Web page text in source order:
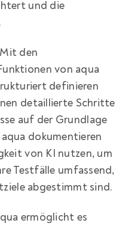
und die
den
von aqua
definieren
detaillierte Schritte
auf der Grundlage
dokumentieren
von KI nutzen, um
Testfälle umfassend,
abgestimmt sind.
ermöglicht es